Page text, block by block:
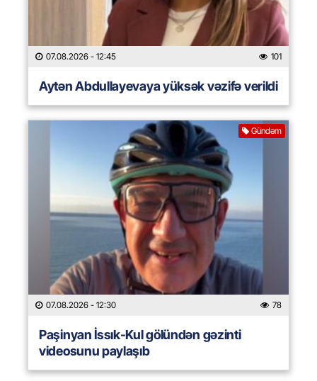
07.08.2026 - 12:45 101
Aytən Abdullayevaya yüksək vəzifə verildi
Gündəm
07.08.2026 - 12:30 78
Paşinyan İssık-Kul gölündən gəzinti
videosunu paylaşıb